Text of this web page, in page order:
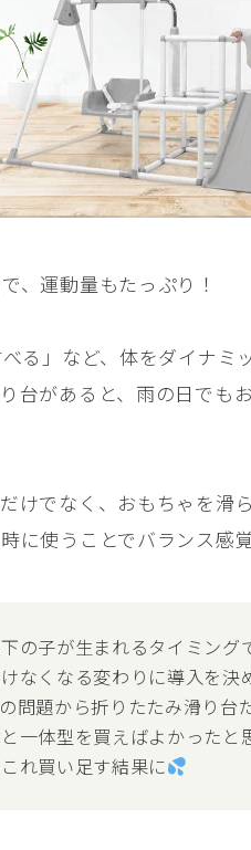
、運動量もたっぷり！
る」など、体をダイナミ
台があると、雨の日でも
けでなく、おもちゃを滑
に使うことでバランス感
の子が生まれるタイミング
なくなる変わりに導入を決
問題から折りたたみ滑り台
一体型を買えばよかったと
れ買い足す結果に